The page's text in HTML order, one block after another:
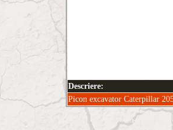
Descriere:
Picon excavator Caterpillar